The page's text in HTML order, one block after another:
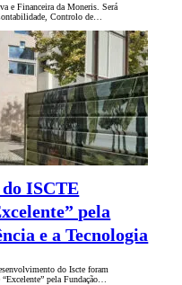
e Financeira da Moneris. Será
Controlo de…
ISCTE
pela
e a Tecnologia
do Iscte foram
pela Fundação…